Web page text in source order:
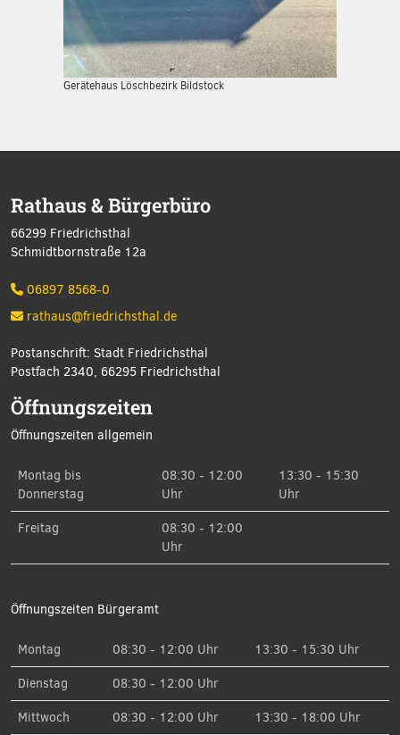
Gerätehaus Löschbezirk Bildstock
Rathaus & Bürgerbüro
66299 Friedrichsthal
Schmidtbornstraße 12a
06897 8568-0
rathaus@friedrichsthal.de
Postanschrift: Stadt Friedrichsthal
Postfach 2340, 66295 Friedrichsthal
Öffnungszeiten
Öffnungszeiten allgemein
Montag bis
Donnerstag
08:30 - 12:00
Uhr
13:30 - 15:30
Uhr
Freitag
08:30 - 12:00
Uhr
Öffnungszeiten Bürgeramt
Montag 08:30 - 12:00 Uhr
13:30 - 15:30 Uhr
Dienstag
08:30 - 12:00 Uhr
Mittwoch
08:30 - 12:00 Uhr 13:30 - 18:00 Uhr